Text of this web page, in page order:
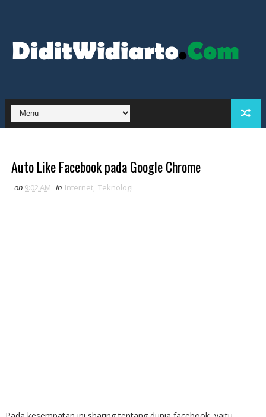
Auto Like Facebook pada Google Chrome
on 9:02 AM in Internet, Teknologi